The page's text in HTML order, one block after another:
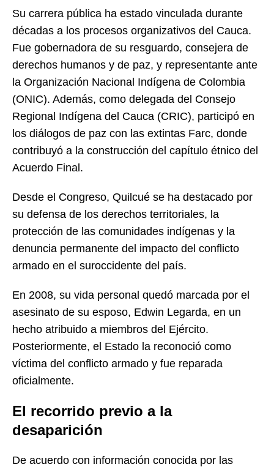
Su carrera pública ha estado vinculada durante
décadas a los procesos organizativos del Cauca.
Fue gobernadora de su resguardo, consejera de
derechos humanos y de paz, y representante ante
la Organización Nacional Indígena de Colombia
(ONIC). Además, como delegada del Consejo
Regional Indígena del Cauca (CRIC), participó en
los diálogos de paz con las extintas Farc, donde
contribuyó a la construcción del capítulo étnico del
Acuerdo Final.
Desde el Congreso, Quilcué se ha destacado por
su defensa de los derechos territoriales, la
protección de las comunidades indígenas y la
denuncia permanente del impacto del conflicto
armado en el suroccidente del país.
En 2008, su vida personal quedó marcada por el
asesinato de su esposo, Edwin Legarda, en un
hecho atribuido a miembros del Ejército.
Posteriormente, el Estado la reconoció como
víctima del conflicto armado y fue reparada
oficialmente.
El recorrido previo a la
desaparición
De acuerdo con información conocida por las